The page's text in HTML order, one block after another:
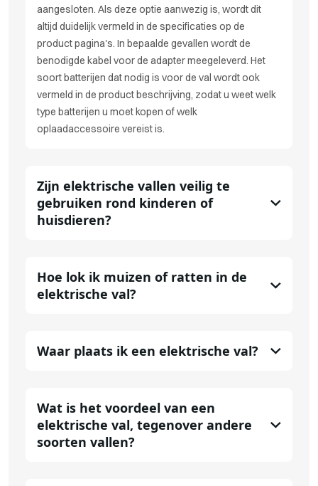
aangesloten. Als deze optie aanwezig is, wordt dit
altijd duidelijk vermeld in de specificaties op de
product pagina's. In bepaalde gevallen wordt de
benodigde kabel voor de adapter meegeleverd. Het
soort batterijen dat nodig is voor de val wordt ook
vermeld in de product beschrijving, zodat u weet welk
type batterijen u moet kopen of welk
oplaadaccessoire vereist is.
Zijn elektrische vallen veilig te
gebruiken rond kinderen of
huisdieren?
Hoe lok ik muizen of ratten in de
elektrische val?
Waar plaats ik een elektrische val?
Wat is het voordeel van een
elektrische val, tegenover andere
soorten vallen?